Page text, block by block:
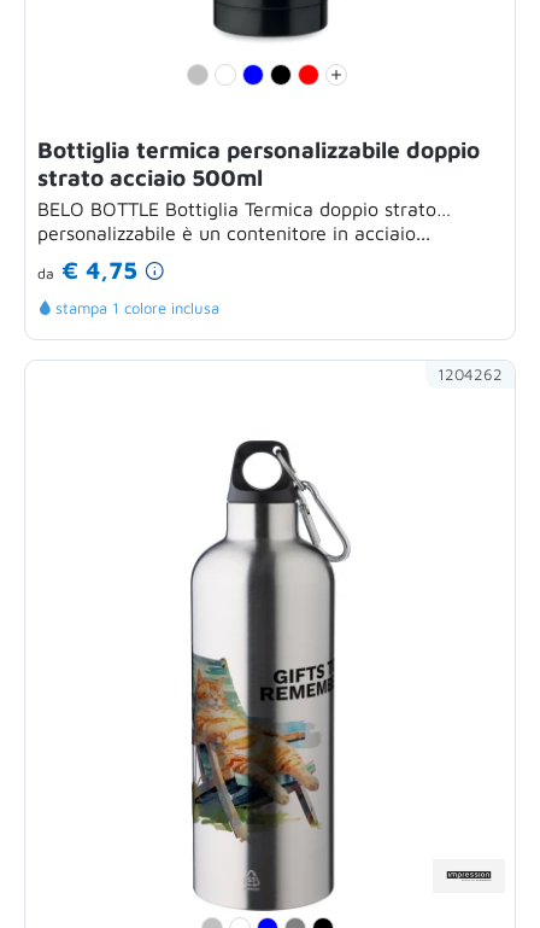
Bottiglia termica personalizzabile doppio
strato acciaio 500ml
BELO BOTTLE Bottiglia Termica doppio strato
personalizzabile è un contenitore in acciaio...
da € 4,75
stampa 1 colore inclusa
1204262